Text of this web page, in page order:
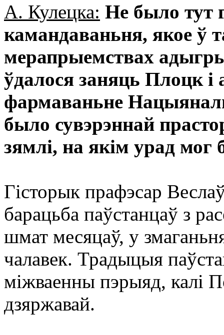
А. Кулецка: Не было тут
камандаваньня, якое ў
мерапрыемствах
ўдалося заняць Плоцк і
фармаваньне
было сувэрэннай
зямлі, на якім урад мог
Гісторык прафэсар
барацьба паўстанцаў з
шмат месяцаў, у
чалавек. Традыцыя
міжваенны пэрыяд, калі
дзяржавай.